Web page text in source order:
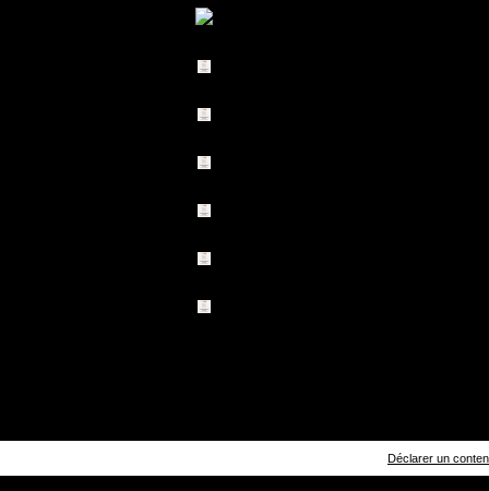
Déclarer un